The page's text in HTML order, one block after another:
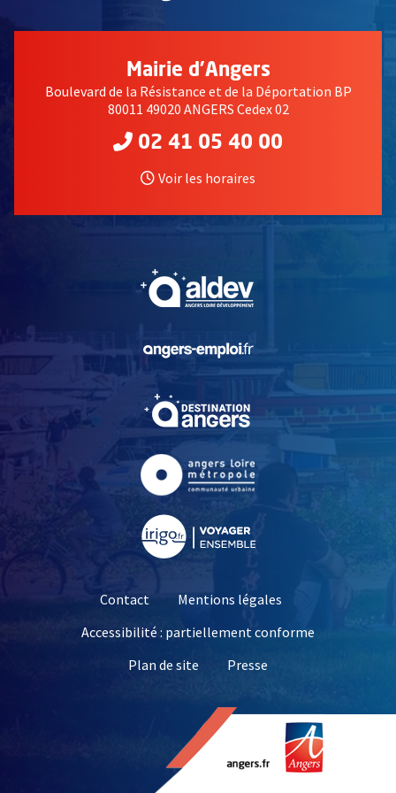
Mairie d'Angers
Boulevard de la Résistance et de la Déportation BP
80011 49020 ANGERS Cedex 02
02 41 05 40 00
Voir les horaires
, Ouvre une nouvelle
, Ouvre une nouvelle
Contact
Mentions légales
Accessibilité : partiellement conforme
Plan de site
Presse